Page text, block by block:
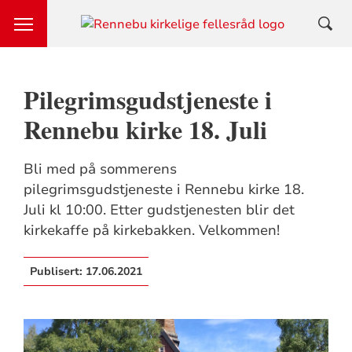
Pilegrimsgudstjeneste i
Rennebu kirke 18. Juli
Bli med på sommerens
pilegrimsgudstjeneste i Rennebu kirke 18.
Juli kl 10:00. Etter gudstjenesten blir det
kirkekaffe på kirkebakken. Velkommen!
Publisert: 17.06.2021